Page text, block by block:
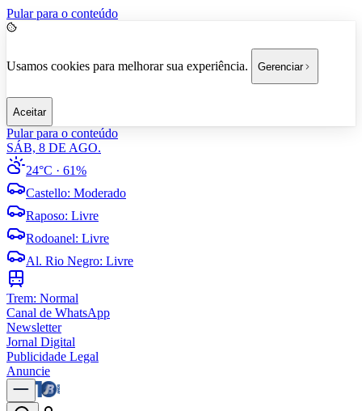
Pular para o conteúdo
Usamos cookies para melhorar sua experiência. Gerenciar
Aceitar
Pular para o conteúdo
SÁB, 8 DE AGO.
24°C · 61%
Castello: Moderado
Raposo: Livre
Rodoanel: Livre
Al. Rio Negro: Livre
Trem: Normal
Canal de WhatsApp
Newsletter
Jornal Digital
Publicidade Legal
Anuncie